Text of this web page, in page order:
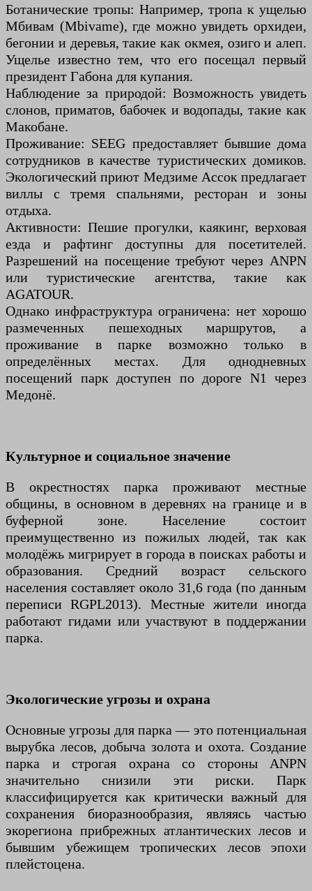
Ботанические тропы: Например, тропа к ущелью
Мбивам (Mbivame), где можно увидеть орхидеи,
бегонии и деревья, такие как окмея, озиго и алеп.
Ущелье известно тем, что его посещал первый
президент Габона для купания.
Наблюдение за природой: Возможность увидеть
слонов, приматов, бабочек и водопады, такие как
Макобане.
Проживание: SEEG предоставляет бывшие дома
сотрудников в качестве туристических домиков.
Экологический приют Медзиме Ассок предлагает
виллы с тремя спальнями, ресторан и зоны
отдыха.
Активности: Пешие прогулки, каякинг, верховая
езда и рафтинг доступны для посетителей.
Разрешений на посещение требуют через ANPN
или туристические агентства, такие как
AGATOUR.
Однако инфраструктура ограничена: нет хорошо
размеченных пешеходных маршрутов, а
проживание в парке возможно только в
определённых местах. Для однодневных
посещений парк доступен по дороге N1 через
Медонё.
Культурное и социальное значение
В окрестностях парка проживают местные
общины, в основном в деревнях на границе и в
буферной зоне. Население состоит
преимущественно из пожилых людей, так как
молодёжь мигрирует в города в поисках работы и
образования. Средний возраст сельского
населения составляет около 31,6 года (по данным
переписи RGPL2013). Местные жители иногда
работают гидами или участвуют в поддержании
парка.
Экологические угрозы и охрана
Основные угрозы для парка — это потенциальная
вырубка лесов, добыча золота и охота. Создание
парка и строгая охрана со стороны ANPN
значительно снизили эти риски. Парк
классифицируется как критически важный для
сохранения биоразнообразия, являясь частью
экорегиона прибрежных атлантических лесов и
бывшим убежищем тропических лесов эпохи
плейстоцена.